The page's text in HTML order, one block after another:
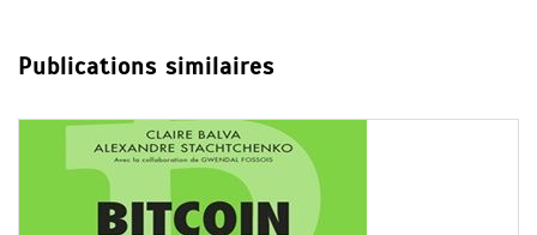
Publications similaires